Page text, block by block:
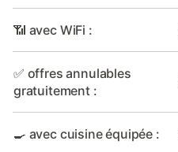
📶 avec WiFi :
✅ offres annulables
gratuitement :
🍳 avec cuisine équipée :